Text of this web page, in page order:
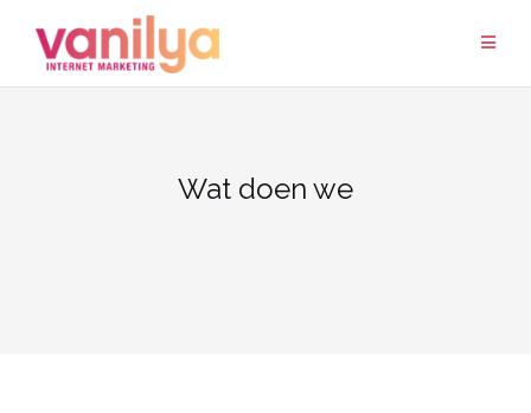
Wat doen we